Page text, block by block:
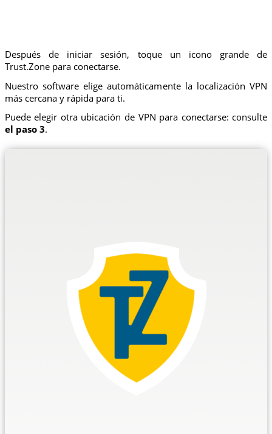
Después de iniciar sesión, toque un icono grande de
Trust.Zone para conectarse.
Nuestro software elige automáticamente la localización VPN
más cercana y rápida para ti.
Puede elegir otra ubicación de VPN para conectarse: consulte
el paso 3.